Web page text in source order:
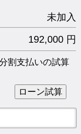
未加入
192,000 円
割支払いの試算